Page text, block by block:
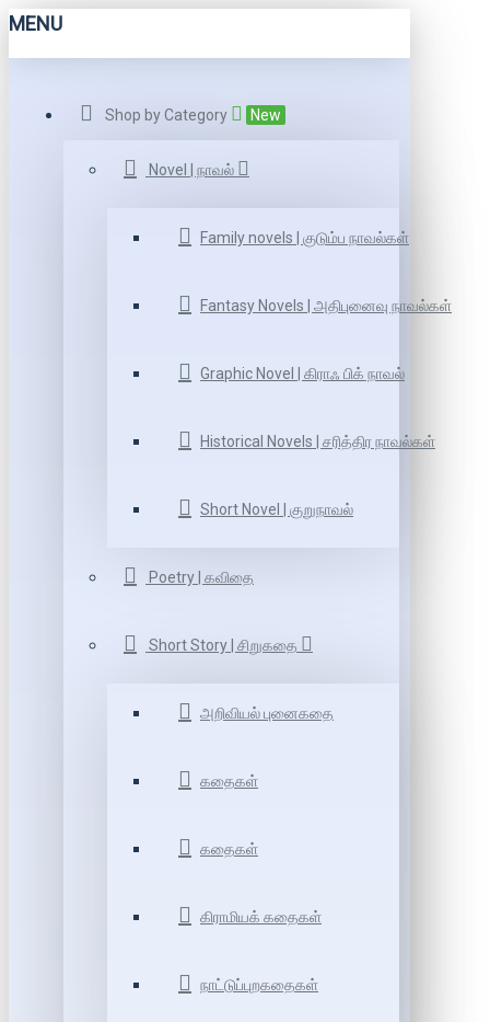
MENU
Shop by Category New
Novel | நாவல்
Family novels | குடும்ப நாவல்கள்
Fantasy Novels | அதிபுனைவு நாவல்கள்
Graphic Novel | கிராஃ பிக் நாவல்
Historical Novels | சரித்திர நாவல்கள்
Short Novel | குறுநாவல்
Poetry | கவிதை
Short Story | சிறுகதை
அறிவியல் புனைகதை
கதைகள்
கதைகள்
கிராமியக் கதைகள்
நாட்டுப்புறகதைகள்